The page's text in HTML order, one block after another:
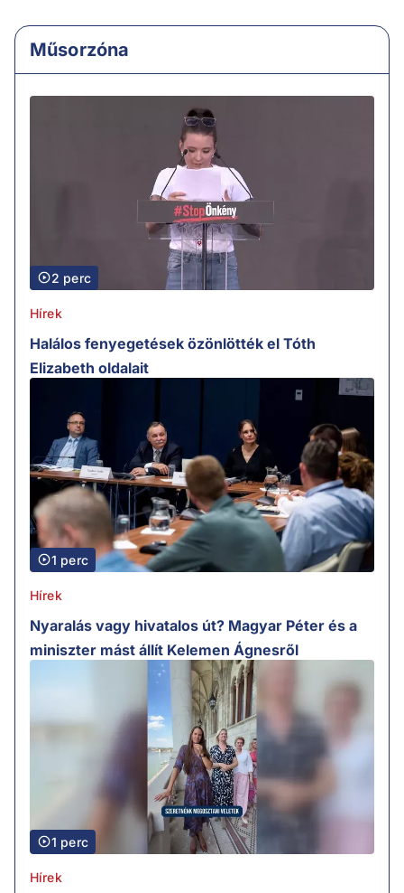
Műsorzóna
2 perc
Hírek
Halálos fenyegetések özönlötték el Tóth
Elizabeth oldalait
1 perc
Hírek
Nyaralás vagy hivatalos út? Magyar Péter és a
miniszter mást állít Kelemen Ágnesről
1 perc
Hírek